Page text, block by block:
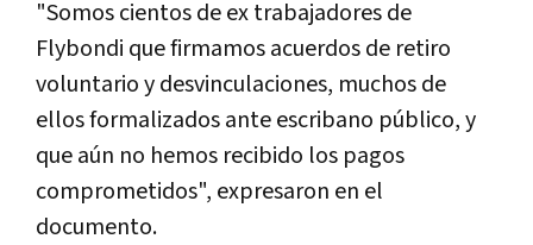
"Somos cientos de ex trabajadores de
Flybondi que firmamos acuerdos de retiro
voluntario y desvinculaciones, muchos de
ellos formalizados ante escribano público, y
que aún no hemos recibido los pagos
comprometidos", expresaron en el
documento.